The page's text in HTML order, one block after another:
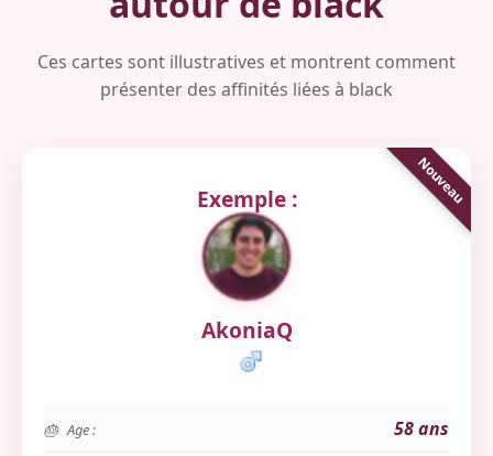
Ces cartes sont illustratives et montrent comment
présenter des affinités liées à black
Exemple :
AkoniaQ
Age : 58 ans